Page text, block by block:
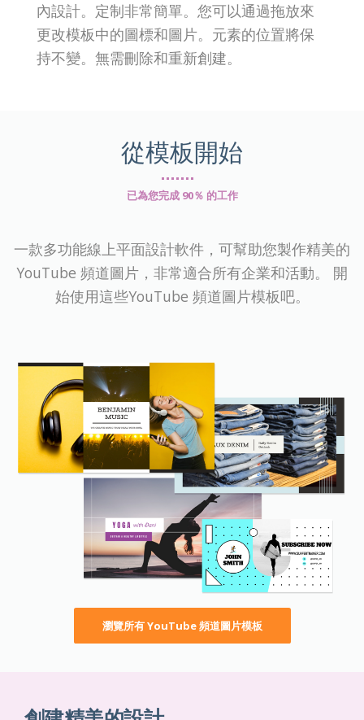
內設計。定制非常簡單。您可以通過拖放來
更改模板中的圖標和圖片。元素的位置將保
持不變。無需刪除和重新創建。
從模板開始
已為您完成 90％ 的工作
一款多功能線上平面設計軟件，可幫助您製作精美的
YouTube 頻道圖片，非常適合所有企業和活動。 開
始使用這些YouTube 頻道圖片模板吧。
瀏覽所有 YouTube 頻道圖片模板